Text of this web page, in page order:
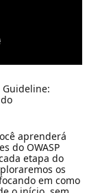
Guideline:
aprenderá
do OWASP
etapa do
os
em como